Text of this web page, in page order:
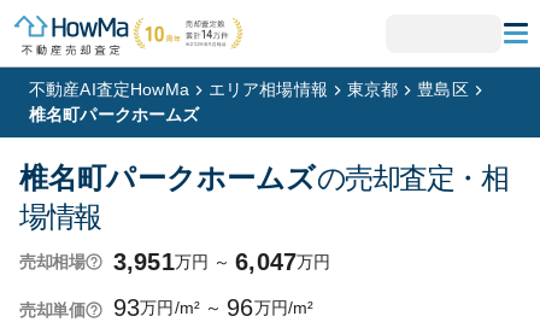
不動産AI査定HowMa エリア相場情報 東京都
豊島区
椎名町パークホームズ
椎名町パークホームズの売却査定・相
場情報
売却相場 3,951万円 ～ 6,047万円
売却単価 93万円/m² ～ 96万円/m²